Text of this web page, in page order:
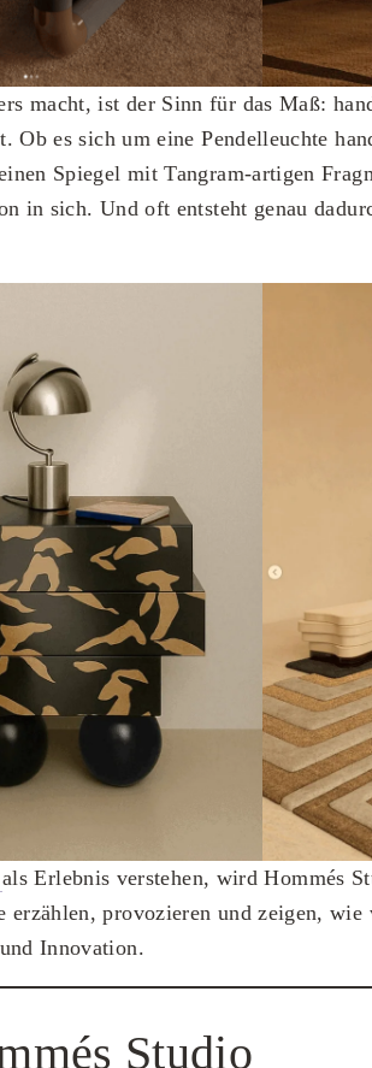
macht, ist der Sinn für das Maß:
Ob es sich um eine Pendelleuchte
Spiegel mit Tangram-artigen
in sich. Und oft entsteht genau
als Erlebnis verstehen, wird Hommés
erzählen, provozieren und zeigen, wie
Innovation.
Studio